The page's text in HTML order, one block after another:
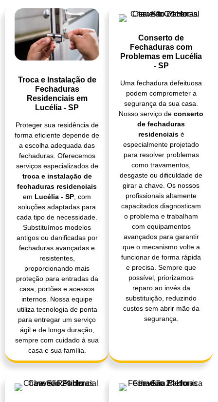
Troca e Instalação de
Fechaduras
Residenciais em
Lucélia - SP
Proteger sua residência de
forma eficiente depende de
a escolha adequada das
fechaduras. Oferecemos
serviços especializados de
troca e instalação de
fechaduras residenciais
em Lucélia - SP , com
soluções adaptadas para
cada tipo de necessidade.
Substituímos modelos
antigos ou danificadas por
fechaduras avançadas e
resistentes,
proporcionando mais
proteção para entradas da
casa, portões e acessos
internos. Nossa equipe
utiliza tecnologia de ponta
para entregar um serviço
ágil e de longa duração,
sempre com cuidado à sua
casa e sua família.
Conserto de
Fechaduras com
Problemas em Lucélia
- SP
Uma fechadura defeituosa
podem comprometer a
segurança da sua casa.
Nosso serviço de conserto
de fechaduras
residenciaisé
especialmente projetado
para resolver problemas
como travamentos,
desgaste ou dificuldade de
girar a chave. Os nossos
profissionais altamente
capacitados diagnosticam
o problema e trabalham
com equipamentos
avançados para garantir
que o mecanismo volte a
funcionar de forma rápida
e precisa. Sempre que
possível, priorizamos
reparo ao invés da
substituição, reduzindo
custos sem abrir mão da
segurança.